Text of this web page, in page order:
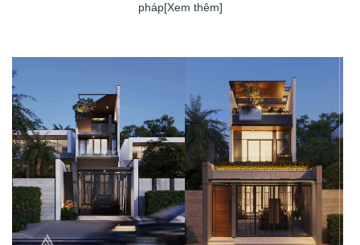
pháp[Xem thêm]